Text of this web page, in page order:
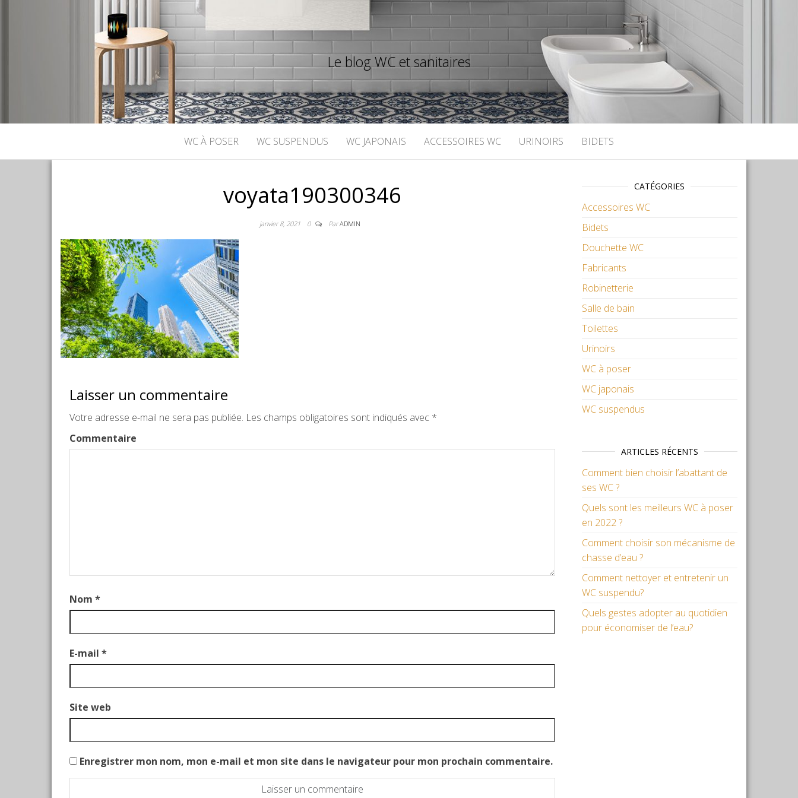
Le blog WC et sanitaires
WC À POSER WC SUSPENDUS WC JAPONAIS ACCESSOIRES WC URINOIRS BIDETS
voyata190300346
janvier 8, 2021 0 ParADMIN
Laisser un commentaire
Votre adresse e-mail ne sera pas publiée. Les champs obligatoires sont indiqués avec *
Commentaire
Nom *
E-mail *
Site web
Enregistrer mon nom, mon e-mail et mon site dans le navigateur pour mon prochain commentaire.
CATÉGORIES
Accessoires WC
Bidets
Douchette WC
Fabricants
Robinetterie
Salle de bain
Toilettes
Urinoirs
WC à poser
WC japonais
WC suspendus
ARTICLES RÉCENTS
Comment bien choisir l’abattant de
ses WC ?
Quels sont les meilleurs WC à poser
en 2022 ?
Comment choisir son mécanisme de
chasse d’eau ?
Comment nettoyer et entretenir un
WC suspendu?
Quels gestes adopter au quotidien
pour économiser de l’eau?